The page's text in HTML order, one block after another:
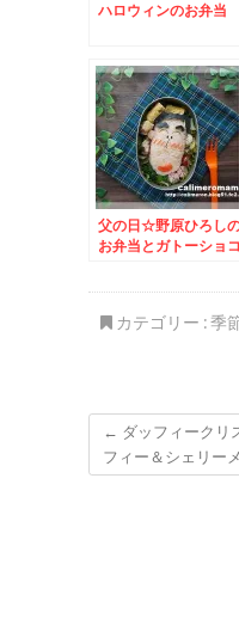
ハロウィンのお弁当
父の日☆野原ひろし
お弁当とガトーショコ
カテゴリー :季
← ダッフィークリ
フィー＆シェリー